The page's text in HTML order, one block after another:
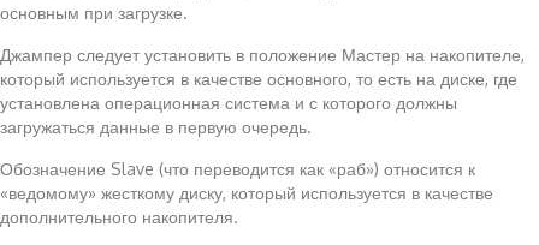
основным при загрузке.
Джампер следует установить в положение Мастер на накопителе,
который используется в качестве основного, то есть на диске, где
установлена операционная система и с которого должны
загружаться данные в первую очередь.
Обозначение Slave (что переводится как «раб») относится к
«ведомому» жесткому диску, который используется в качестве
дополнительного накопителя.